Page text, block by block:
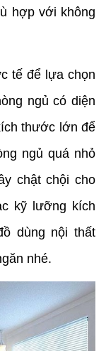
hợp với không
tế để lựa chọn
ngủ có diện
thước lớn để
ngủ quá nhỏ
chật chội cho
kỹ lưỡng kích
dùng nội thất
nhé.